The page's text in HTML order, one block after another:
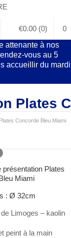
€0.00 (0)
0
attenante à nos
vous au 5
accueillir du mardi
Plates
Concorde Bleu Miami
présentation Plates
Miami
: Ø 32cm
Limoges – kaolin
peint à la main